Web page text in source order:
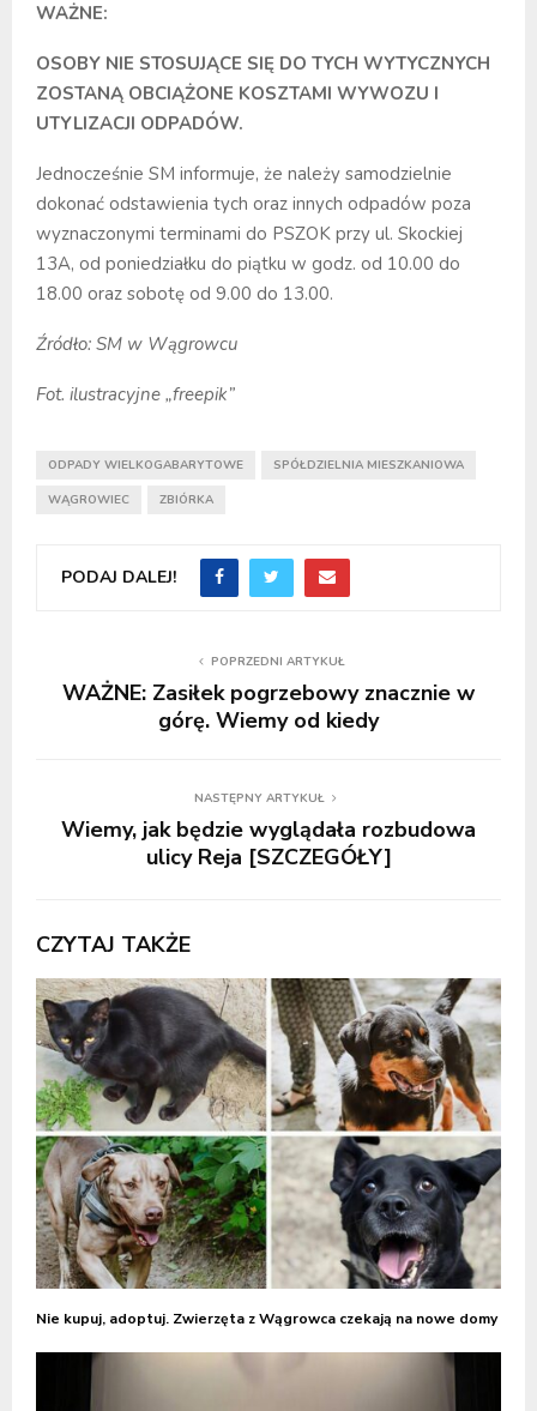
WAŻNE:
OSOBY NIE STOSUJĄCE SIĘ DO TYCH WYTYCZNYCH
ZOSTANĄ OBCIĄŻONE KOSZTAMI WYWOZU I
UTYLIZACJI ODPADÓW.
Jednocześnie SM informuje, że należy samodzielnie
dokonać odstawienia tych oraz innych odpadów poza
wyznaczonymi terminami do PSZOK przy ul. Skockiej
13A, od poniedziałku do piątku w godz. od 10.00 do
18.00 oraz sobotę od 9.00 do 13.00.
Źródło: SM w Wągrowcu
Fot. ilustracyjne „freepik”
ODPADY WIELKOGABARYTOWE SPÓŁDZIELNIA MIESZKANIOWA
WĄGROWIEC ZBIÓRKA
PODAJ DALEJ!
POPRZEDNI ARTYKUŁ
WAŻNE: Zasiłek pogrzebowy znacznie w
górę. Wiemy od kiedy
NASTĘPNY ARTYKUŁ
Wiemy, jak będzie wyglądała rozbudowa
ulicy Reja [SZCZEGÓŁY]
CZYTAJ TAKŻE
Nie kupuj, adoptuj. Zwierzęta z Wągrowca czekają na nowe domy